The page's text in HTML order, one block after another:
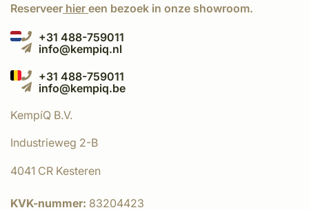
Reserveer hier een bezoek in onze showroom.
+31 488-759011
info@kempiq.nl
+31 488-759011
info@kempiq.be
KempíQ B.V.
Industrieweg 2-B
4041 CR Kesteren
KVK-nummer: 83204423